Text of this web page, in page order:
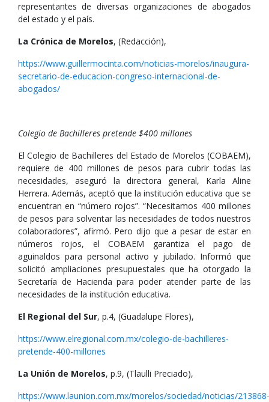
representantes de diversas organizaciones de abogados
del estado y el país.
La Crónica de Morelos, (Redacción),
https://www.guillermocinta.com/noticias-morelos/inaugura-
secretario-de-educacion-congreso-internacional-de-
abogados/
Colegio de Bachilleres pretende $400 millones
El Colegio de Bachilleres del Estado de Morelos (COBAEM),
requiere de 400 millones de pesos para cubrir todas las
necesidades, aseguró la directora general, Karla Aline
Herrera. Además, aceptó que la institución educativa que se
encuentran en “número rojos”. “Necesitamos 400 millones
de pesos para solventar las necesidades de todos nuestros
colaboradores”, afirmó. Pero dijo que a pesar de estar en
números rojos, el COBAEM garantiza el pago de
aguinaldos para personal activo y jubilado. Informó que
solicitó ampliaciones presupuestales que ha otorgado la
Secretaría de Hacienda para poder atender parte de las
necesidades de la institución educativa.
El Regional del Sur, p.4, (Guadalupe Flores),
https://www.elregional.com.mx/colegio-de-bachilleres-
pretende-400-millones
La Unión de Morelos, p.9, (Tlaulli Preciado),
https://www.launion.com.mx/morelos/sociedad/noticias/213868-